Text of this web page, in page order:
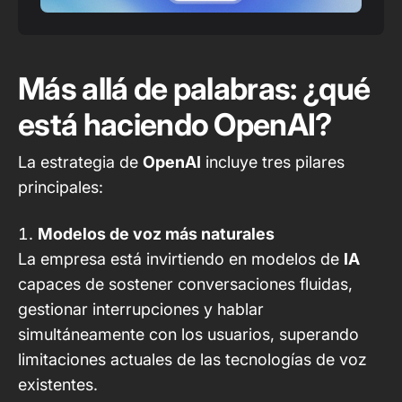
Más allá de palabras: ¿qué
está haciendo OpenAI?
La estrategia de OpenAI incluye tres pilares
principales:
Modelos de voz más naturales
La empresa está invirtiendo en modelos de IA
capaces de sostener conversaciones fluidas,
gestionar interrupciones y hablar
simultáneamente con los usuarios, superando
limitaciones actuales de las tecnologías de voz
existentes.